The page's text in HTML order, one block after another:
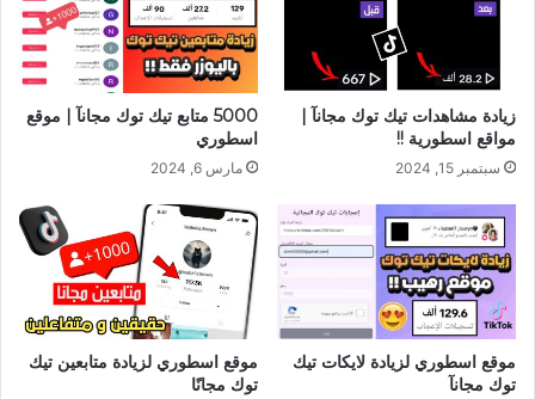
زيادة مشاهدات تيك توك مجانآ |
مواقع اسطورية !!
سبتمبر 15, 2024
5000 متابع تيك توك مجانآ | موقع
اسطوري
مارس 6, 2024
موقع اسطوري لزيادة لايكات تيك
توك مجانآ
موقع اسطوري لزيادة متابعين تيك
توك مجانًا